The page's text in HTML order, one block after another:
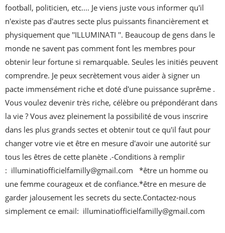
football, politicien, etc.... Je viens juste vous informer qu'il
n'existe pas d'autres secte plus puissants financièrement et
physiquement que ''ILLUMINATI ''. Beaucoup de gens dans le
monde ne savent pas comment font les membres pour
obtenir leur fortune si remarquable. Seules les initiés peuvent
comprendre. Je peux secrètement vous aider à signer un
pacte immensément riche et doté d'une puissance suprême .
Vous voulez devenir très riche, célèbre ou prépondérant dans
la vie ? Vous avez pleinement la possibilité de vous inscrire
dans les plus grands sectes et obtenir tout ce qu'il faut pour
changer votre vie et être en mesure d'avoir une autorité sur
tous les êtres de cette planète .-Conditions à remplir
:  illuminatiofficielfamilly@gmail.com   *être un homme ou
une femme courageux et de confiance.*être en mesure de
garder jalousement les secrets du secte.Contactez-nous
simplement ce email:  illuminatiofficielfamilly@gmail.com